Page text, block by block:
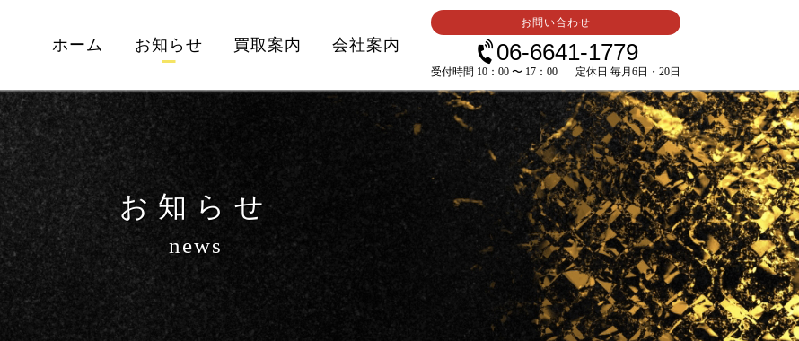
ホーム お知らせ 買取案内 会社案内
お問い合わせ
06-6641-1779
受付時間 10：00 〜 17：00 定休日 毎月6日・20日
お知らせ
news